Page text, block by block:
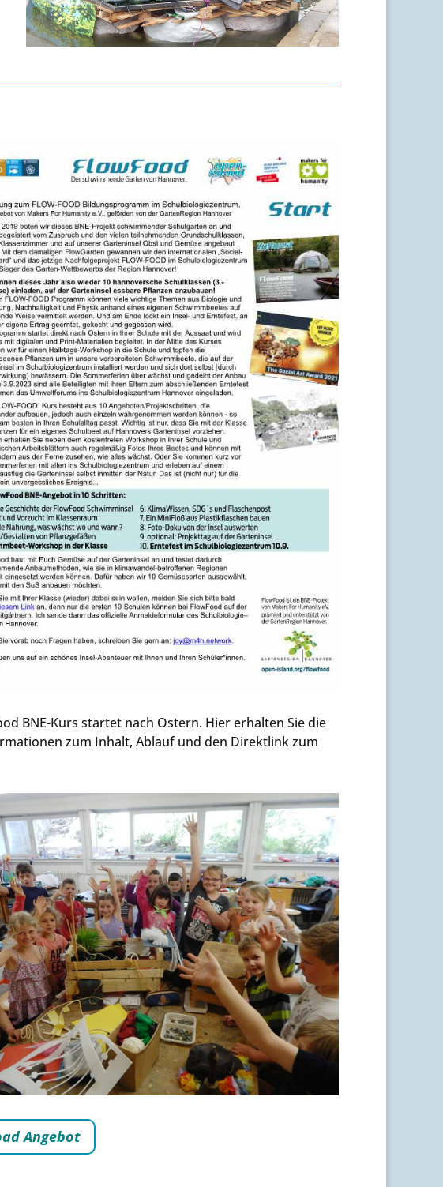
BNE-Kurs startet nach Ostern. Hier erhalten Sie die
zum Inhalt, Ablauf und den Direktlink zum
Angebot